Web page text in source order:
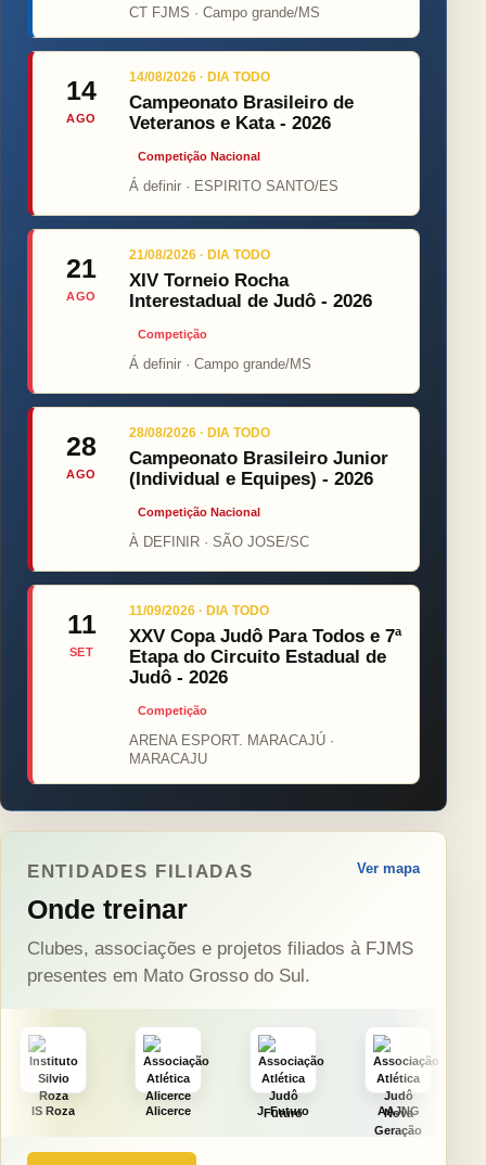
CT FJMS · Campo grande/MS
14
AGO
14/08/2026 · DIA TODO
Campeonato Brasileiro de
Veteranos e Kata - 2026
Competição Nacional
Á definir · ESPIRITO SANTO/ES
21
AGO
21/08/2026 · DIA TODO
XIV Torneio Rocha
Interestadual de Judô - 2026
Competição
Á definir · Campo grande/MS
28
AGO
28/08/2026 · DIA TODO
Campeonato Brasileiro Junior
(Individual e Equipes) - 2026
Competição Nacional
À DEFINIR · SÃO JOSE/SC
11
SET
11/09/2026 · DIA TODO
XXV Copa Judô Para Todos e 7ª
Etapa do Circuito Estadual de
Judô - 2026
Competição
ARENA ESPORT. MARACAJÚ ·
MARACAJU
ENTIDADES FILIADAS
Onde treinar
Ver mapa
Clubes, associações e projetos filiados à FJMS
presentes em Mato Grosso do Sul.
Alicerce J. Futuro AAJNG TSURU